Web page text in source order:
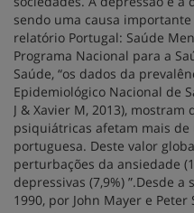
sendo uma causa
relatório Portugal: Saúde
Programa Nacional para a
Saúde, “os dados da
Epidemiológico Nacional de
J & Xavier M, 2013),
psiquiátricas afetam mais
portuguesa. Deste valor
perturbações da ansiedade
depressivas (7,9%) ”.Desde
1990, por John Mayer e